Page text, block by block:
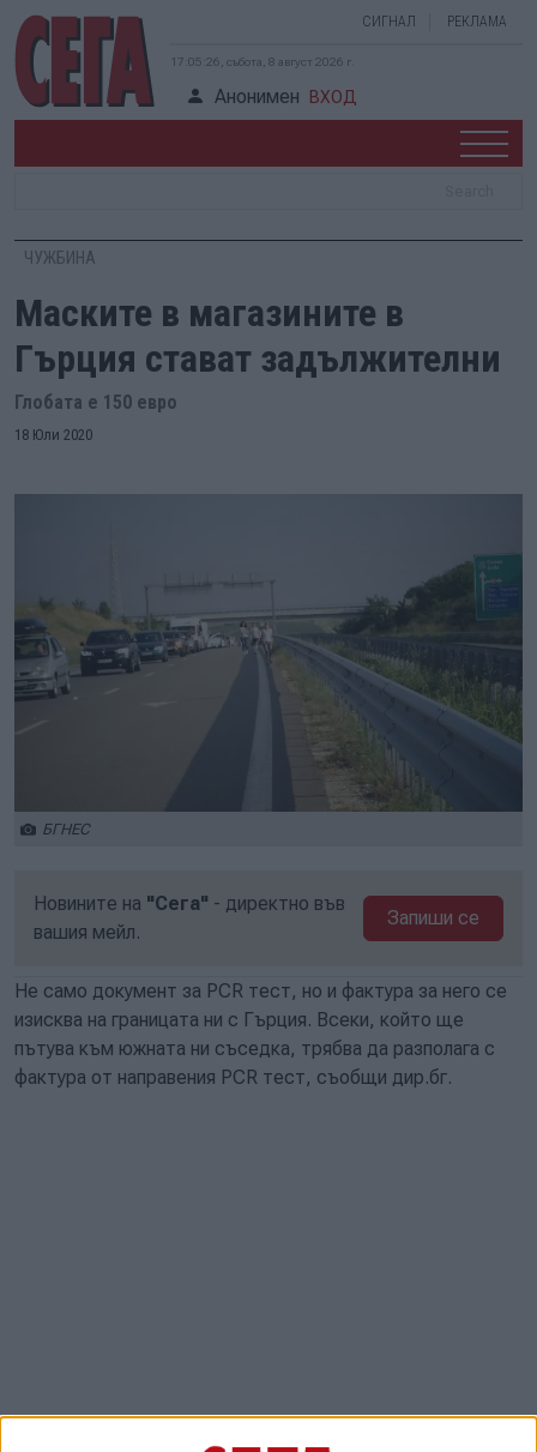
СИГНАЛ РЕКЛАМА
17:05:27, събота, 8 август 2026 г.
Анонимен ВХОД
ЧУЖБИНА
Маските в магазините в
Гърция стават задължителни
Глобата е 150 евро
18 Юли 2020
БГНЕС
Новините на "Сега" - директно във
вашия мейл.
Запиши се
Не само документ за PCR тест, но и фактура за него се
изисква на границата ни с Гърция. Всеки, който ще
пътува към южната ни съседка, трябва да разполага с
фактура от направения PCR тест, съобщи дир.бг.